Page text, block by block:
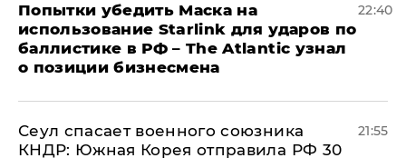
Попытки убедить Маска на
использование Starlink для ударов по
баллистике в РФ – The Atlantic узнал
о позиции бизнесмена
22:40
​Сеул спасает военного союзника
КНДР: Южная Корея отправила РФ 30
21:55